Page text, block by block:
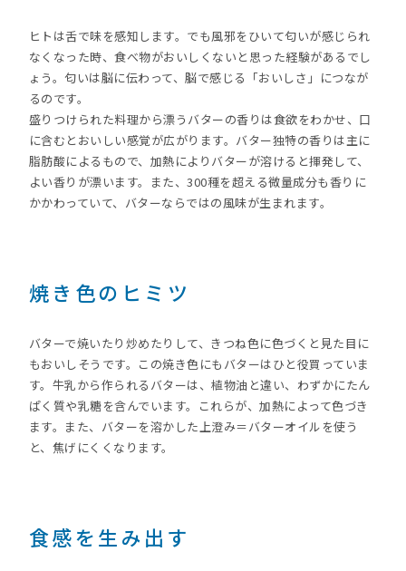
ヒトは舌で味を感知します。でも風邪をひいて匂いが感じられ
なくなった時、食べ物がおいしくないと思った経験があるでし
ょう。匂いは脳に伝わって、脳で感じる「おいしさ」につなが
るのです。
盛りつけられた料理から漂うバターの香りは食欲をわかせ、口
に含むとおいしい感覚が広がります。バター独特の香りは主に
脂肪酸によるもので、加熱によりバターが溶けると揮発して、
よい香りが漂います。また、300種を超える微量成分も香りに
かかわっていて、バターならではの風味が生まれます。
焼き色のヒミツ
バターで焼いたり炒めたりして、きつね色に色づくと見た目に
もおいしそうです。この焼き色にもバターはひと役買っていま
す。牛乳から作られるバターは、植物油と違い、わずかにたん
ぱく質や乳糖を含んでいます。これらが、加熱によって色づき
ます。また、バターを溶かした上澄み＝バターオイルを使う
と、焦げにくくなります。
食感を生み出す